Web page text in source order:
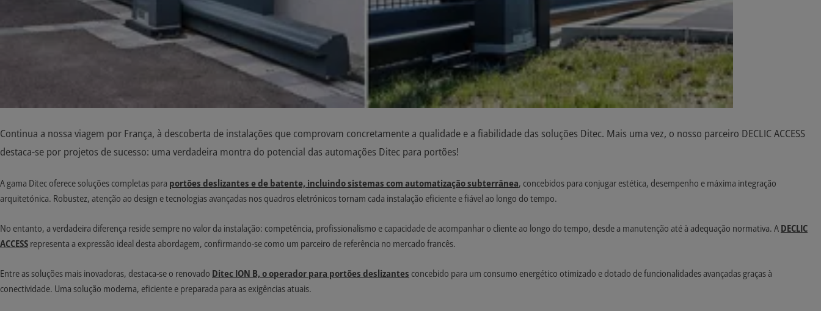
Continua a nossa viagem por França, à descoberta de instalações que comprovam concretamente a qualidade e a fiabilidade das soluções Ditec. Mais uma vez, o nosso parceiro DECLIC ACCESS
destaca-se por projetos de sucesso: uma verdadeira montra do potencial das automações Ditec para portões!
A gama Ditec oferece soluções completas para portões deslizantes e de batente, incluindo sistemas com automatização subterrânea, concebidos para conjugar estética, desempenho e máxima integração
arquitetónica. Robustez, atenção ao design e tecnologias avançadas nos quadros eletrónicos tornam cada instalação eficiente e fiável ao longo do tempo.
No entanto, a verdadeira diferença reside sempre no valor da instalação: competência, profissionalismo e capacidade de acompanhar o cliente ao longo do tempo, desde a manutenção até à adequação normativa. A DECLIC
ACCESS representa a expressão ideal desta abordagem, confirmando-se como um parceiro de referência no mercado francês.
Entre as soluções mais inovadoras, destaca-se o renovado Ditec ION B, o operador para portões deslizantes concebido para um consumo energético otimizado e dotado de funcionalidades avançadas graças à
conectividade. Uma solução moderna, eficiente e preparada para as exigências atuais.